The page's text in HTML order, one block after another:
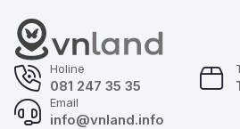
Holine
081 247 35 35
Email
info@vnland.info